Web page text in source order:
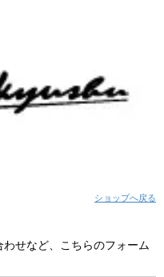
ショップへ戻る
せなど、こちらのフォーム